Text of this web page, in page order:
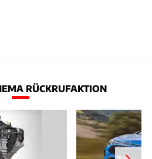
RÜCKRUFAKTION